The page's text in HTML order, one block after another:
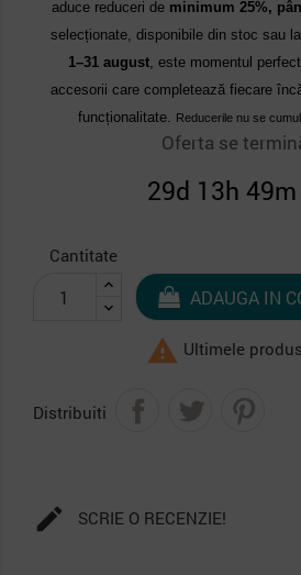
aduce reduceri de minimum 25%,
selecționate, disponibile din stoc sau
1–31 august, este momentul
accesorii care completează fiecare
funcționalitate. Reducerile nu se
Oferta se
29d 13h
Cantitate
ADAUGA IN
 Ultimele
Distribuiti
 SCRIE O RECENZIE!